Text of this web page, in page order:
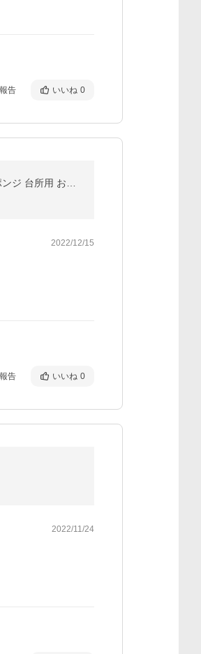
告 いいね 0
2022/12/15
告 いいね 0
2022/11/24